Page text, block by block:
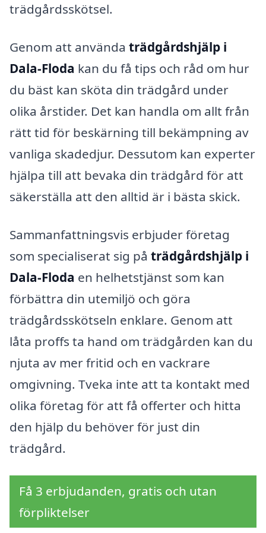
trädgårdsskötsel.
Genom att använda trädgårdshjälp i
Dala-Floda kan du få tips och råd om hur
du bäst kan sköta din trädgård under
olika årstider. Det kan handla om allt från
rätt tid för beskärning till bekämpning av
vanliga skadedjur. Dessutom kan experter
hjälpa till att bevaka din trädgård för att
säkerställa att den alltid är i bästa skick.
Sammanfattningsvis erbjuder företag
som specialiserat sig på trädgårdshjälp i
Dala-Floda en helhetstjänst som kan
förbättra din utemiljö och göra
trädgårdsskötseln enklare. Genom att
låta proffs ta hand om trädgården kan du
njuta av mer fritid och en vackrare
omgivning. Tveka inte att ta kontakt med
olika företag för att få offerter och hitta
den hjälp du behöver för just din
trädgård.
Få 3 erbjudanden, gratis och utan
förpliktelser